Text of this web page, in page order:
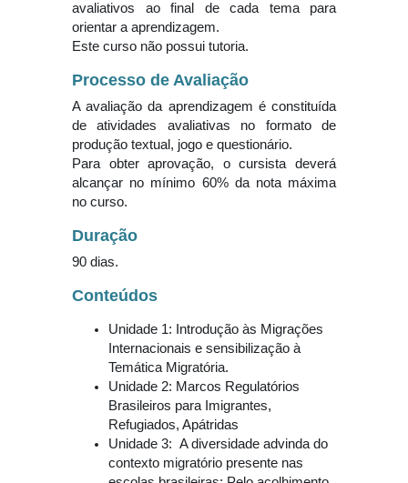
avaliativos ao final de cada tema para
orientar a aprendizagem.
Este curso não possui tutoria.
Processo de Avaliação
A avaliação da aprendizagem é constituída
de atividades avaliativas no formato de
produção textual, jogo e questionário.
Para obter aprovação, o cursista deverá
alcançar no mínimo 60% da nota máxima
no curso.
Duração
90 dias.
Conteúdos
Unidade 1: Introdução às Migrações
Internacionais e sensibilização à
Temática Migratória.
Unidade 2: Marcos Regulatórios
Brasileiros para Imigrantes,
Refugiados, Apátridas
Unidade 3: A diversidade advinda do
contexto migratório presente nas